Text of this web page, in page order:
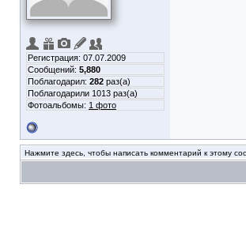
Регистрация: 07.07.2009
Сообщений: 5,880
Поблагодарил: 282 раз(а)
Поблагодарили 1013 раз(а)
Фотоальбомы: 1 фото
Нажмите здесь, чтобы написать комментарий к этому